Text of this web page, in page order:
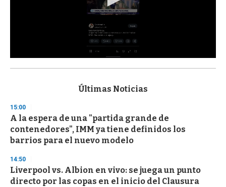
s
d
s
o
f
3
s
e
c
o
Últimas Noticias
15:00
A la espera de una "partida grande de
contenedores", IMM ya tiene definidos los
barrios para el nuevo modelo
14:50
Liverpool vs. Albion en vivo: se juega un punto
directo por las copas en el inicio del Clausura